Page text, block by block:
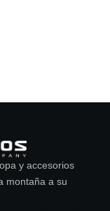
y accesorios
montaña a su